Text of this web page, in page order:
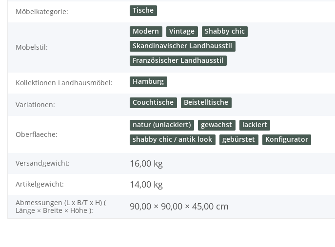
Möbelkategorie: Tische
Möbelstil:
Modern Vintage
Shabby chic
Skandinavischer Landhausstil
Französischer Landhausstil
Kollektionen Landhausmöbel: Hamburg
Variationen: Couchtische Beistelltische
Oberflaeche:
natur (unlackiert) gewachst
lackiert
shabby chic / antik look
gebürstet Konfigurator
Versandgewicht: 16,00 kg
Artikelgewicht: 14,00 kg
Abmessungen (L x B/T x H) (
Länge × Breite × Höhe ):
90,00 × 90,00 × 45,00 cm